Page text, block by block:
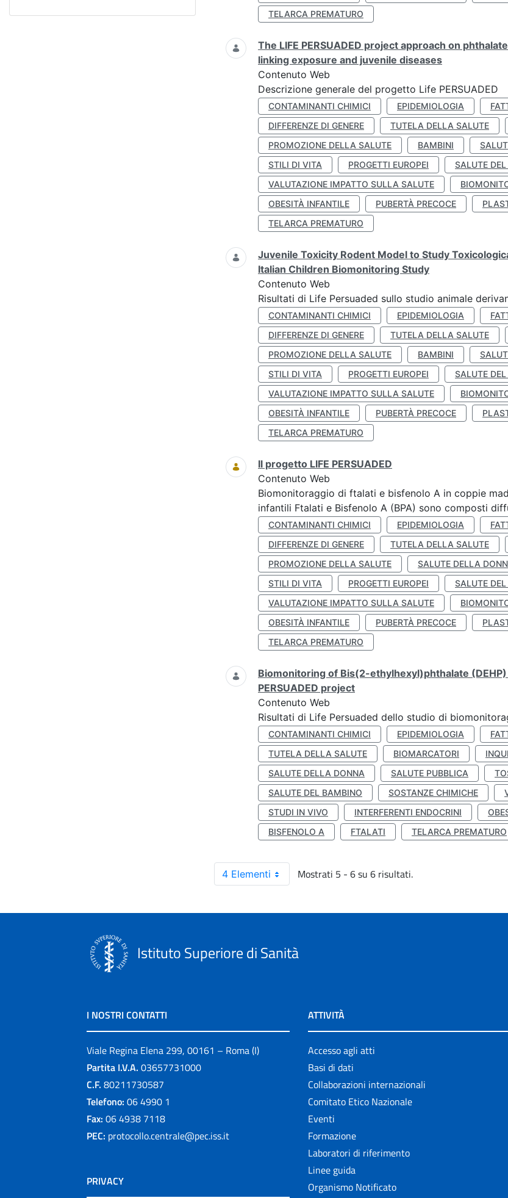
TELARCA PREMATURO
The LIFE PERSUADED project approach on
linking exposure and juvenile diseases
Contenuto Web
Descrizione generale del progetto Life PERSUADED
CONTAMINANTI CHIMICI EPIDEMIOLOGIA
DIFFERENZE DI GENERE
TUTELA DELLA SALUTE
PROMOZIONE DELLA SALUTE
BAMBINI
STILI DI VITA
PROGETTI EUROPEI SALUTE
VALUTAZIONE IMPATTO SULLA SALUTE
OBESITÀ INFANTILE
PUBERTÀ PRECOCE
TELARCA PREMATURO
Juvenile Toxicity Rodent Model to Study
Italian Children Biomonitoring Study
Contenuto Web
Risultati di Life Persuaded sullo studio animale
CONTAMINANTI CHIMICI EPIDEMIOLOGIA
DIFFERENZE DI GENERE
TUTELA DELLA SALUTE
PROMOZIONE DELLA SALUTE
BAMBINI
STILI DI VITA
PROGETTI EUROPEI SALUTE
VALUTAZIONE IMPATTO SULLA SALUTE
OBESITÀ INFANTILE
PUBERTÀ PRECOCE
TELARCA PREMATURO
Il progetto LIFE PERSUADED
Contenuto Web
Biomonitoraggio di ftalati e bisfenolo A in coppie
infantili Ftalati e Bisfenolo A (BPA) sono composti
CONTAMINANTI CHIMICI EPIDEMIOLOGIA
DIFFERENZE DI GENERE
TUTELA DELLA SALUTE
PROMOZIONE DELLA SALUTE
SALUTE DELLA
STILI DI VITA
PROGETTI EUROPEI SALUTE
VALUTAZIONE IMPATTO SULLA SALUTE
OBESITÀ INFANTILE
PUBERTÀ PRECOCE
TELARCA PREMATURO
Biomonitoring of Bis(2-ethylhexyl)phthalate
PERSUADED project
Contenuto Web
Risultati di Life Persuaded dello studio di
CONTAMINANTI CHIMICI EPIDEMIOLOGIA
TUTELA DELLA SALUTE
BIOMARCATORI
SALUTE DELLA DONNA
SALUTE PUBBLICA
SALUTE DEL BAMBINO
SOSTANZE CHIMICHE
STUDI IN VIVO
INTERFERENTI ENDOCRINI
BISFENOLO A
FTALATI TELARCA PREMATURO
4 Elementi Mostrati 5 - 6 su 6 risultati.
Istituto Superiore di Sanità
I NOSTRI CONTATTI
Viale Regina Elena 299, 00161 – Roma (I)
Partita I.V.A. 03657731000
C.F. 80211730587
Telefono: 06 4990 1
Fax: 06 4938 7118
PEC: protocollo.centrale@pec.iss.it
PRIVACY
ATTIVITÀ
Accesso agli atti
Basi di dati
Collaborazioni internazionali
Comitato Etico Nazionale
Eventi
Formazione
Laboratori di riferimento
Linee guida
Organismo Notificato